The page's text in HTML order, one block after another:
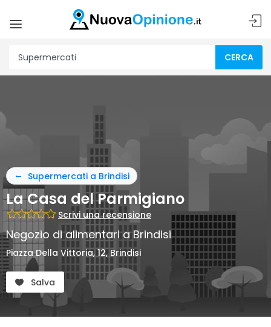
CERCA
Supermercati a Brindisi
La Casa del Parmigiano
Scrivi una recensione
Negozio di alimentari a Brindisi
Piazza Della Vittoria, 12, Brindisi
Salva